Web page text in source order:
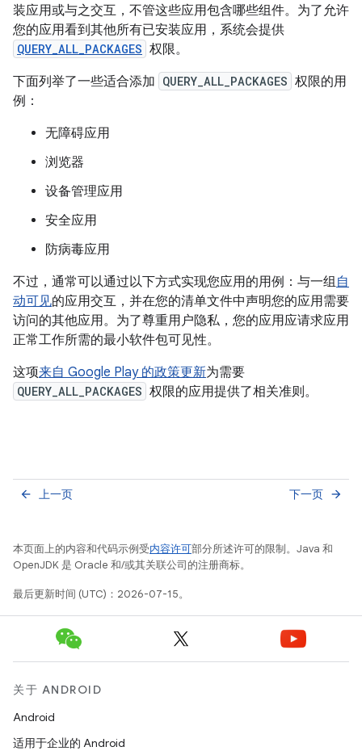
装应用或与之交互，不管这些应用包含哪些组件。为了允许
您的应用看到其他所有已安装应用，系统会提供
QUERY_ALL_PACKAGES 权限。
下面列举了一些适合添加 QUERY_ALL_PACKAGES 权限的用
例：
无障碍应用
浏览器
设备管理应用
安全应用
防病毒应用
不过，通常可以通过以下方式实现您应用的用例：与一组自
动可见的应用交互，并在您的清单文件中声明您的应用需要
访问的其他应用。为了尊重用户隐私，您的应用应请求应用
正常工作所需的最小软件包可见性。
这项来自 Google Play 的政策更新为需要
QUERY_ALL_PACKAGES 权限的应用提供了相关准则。
上一页
arrow_back 下一页 arrow_forward
本页面上的内容和代码示例受内容许可部分所述许可的限制。Java 和
OpenJDK 是 Oracle 和/或其关联公司的注册商标。
最后更新时间 (UTC)：2026-07-15。
关于 ANDROID
Android
适用于企业的 Android